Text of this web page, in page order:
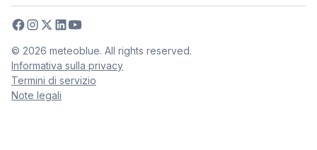
© 2026 meteoblue. All rights reserved.
Informativa sulla privacy
Termini di servizio
Note legali